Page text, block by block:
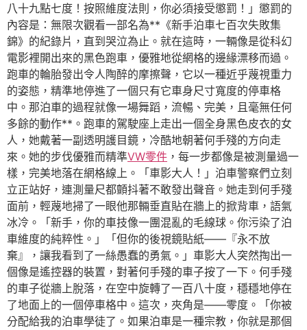
八十九點七度！按照維度法則，你必須接受懲罰！」懲罰的
內容是：無限次觀看一部名為**《新手泊車七百次失敗集
錦》的紀錄片，直到哭泣為止。就在這時，一輛像是從科幻
電影裡開出來的黑色跑車，優雅地從網格的邊緣漂移而過。
跑車的輪胎發出令人陶醉的摩擦聲，它以一種近乎蔑視重力
的姿態，精準地停進了一個只有它車身尺寸寬度的停車格
中。那泊車的過程就像一場舞蹈，流暢、完美，且毫無任何
多餘的動作**。跑車的駕駛座上走出一個全身黑色皮衣的女
人，她戴著一副透明護目鏡，冷酷地朝著何手殘的方向走
來。她的步伐優雅而精準VW零件 ，每一步都像是被測量過一
樣，完美地落在網格線上。「車影大人！」泊車警察們立刻
立正站好，連測量尺都顫抖著不敢發出聲音。她走到何手殘
面前，輕蔑地掃了一眼他那輛垂直貼在牆上的掀背車，語氣
冰冷。「新手，你的車技像一團混亂的毛線球。你污染了泊
車維度的純粹性。」「但你的後視鏡貼紙——『永不放
棄』，讓我看到了一絲愚蠢的勇氣。」車影大人突然掏出一
個像是遙控器的裝置，對著何手殘的車子按了一下。何手殘
的車子從牆上脫落，在空中旋轉了一百八十度，穩穩地停在
了地面上的一個停車格中。這次，夾角是——零度。「你被
分配給我的泊車學徒了。如果泊車是一種宗教，你就是那個